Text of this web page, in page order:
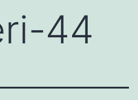
44